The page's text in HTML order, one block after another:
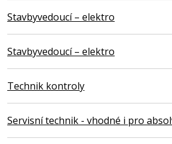
Stavbyvedoucí – elektro
Stavbyvedoucí – elektro
Technik kontroly
Servisní technik - vhodné i pro